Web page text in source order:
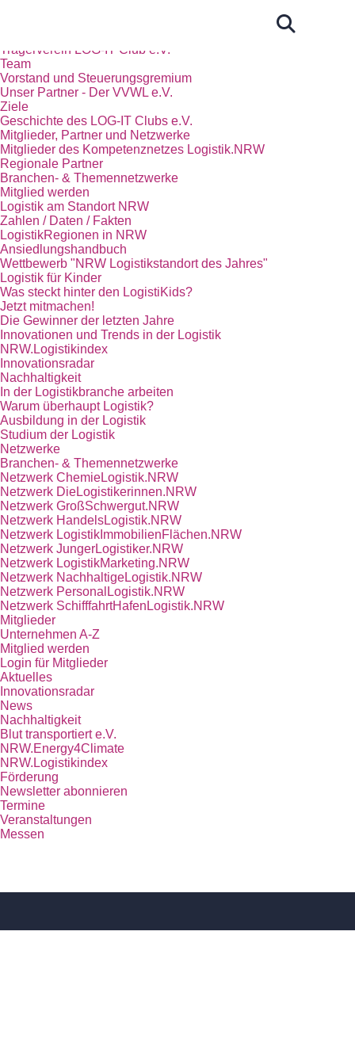
Trägerverein LOG-IT Club e.V.
Team
Vorstand und Steuerungsgremium
Unser Partner - Der VVWL e.V.
Ziele
Geschichte des LOG-IT Clubs e.V.
Mitglieder, Partner und Netzwerke
Mitglieder des Kompetenznetzes Logistik.NRW
Regionale Partner
Branchen- & Themennetzwerke
Mitglied werden
Logistik am Standort NRW
Zahlen / Daten / Fakten
LogistikRegionen in NRW
Ansiedlungshandbuch
Wettbewerb "NRW Logistikstandort des Jahres"
Logistik für Kinder
Was steckt hinter den LogistiKids?
Jetzt mitmachen!
Die Gewinner der letzten Jahre
Innovationen und Trends in der Logistik
NRW.Logistikindex
Innovationsradar
Nachhaltigkeit
In der Logistikbranche arbeiten
Warum überhaupt Logistik?
Ausbildung in der Logistik
Studium der Logistik
Netzwerke
Branchen- & Themennetzwerke
Netzwerk ChemieLogistik.NRW
Netzwerk DieLogistikerinnen.NRW
Netzwerk GroßSchwergut.NRW
Netzwerk HandelsLogistik.NRW
Netzwerk LogistikImmobilienFlächen.NRW
Netzwerk JungerLogistiker.NRW
Netzwerk LogistikMarketing.NRW
Netzwerk NachhaltigeLogistik.NRW
Netzwerk PersonalLogistik.NRW
Netzwerk SchifffahrtHafenLogistik.NRW
Mitglieder
Unternehmen A-Z
Mitglied werden
Login für Mitglieder
Aktuelles
Innovationsradar
News
Nachhaltigkeit
Blut transportiert e.V.
NRW.Energy4Climate
NRW.Logistikindex
Förderung
Newsletter abonnieren
Termine
Veranstaltungen
Messen